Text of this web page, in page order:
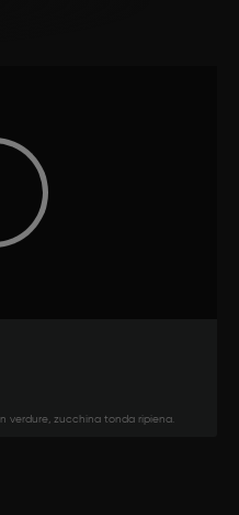
verdure, zucchina tonda ripiena.